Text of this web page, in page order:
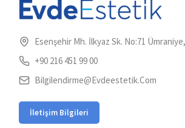
Esenşehir Mh. İlkyaz Sk. No:71
+90 216 451 99 00
Bilgilendirme@evdeestetik.com
İletişim Bilgileri